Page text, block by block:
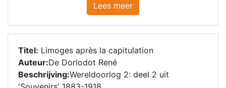
Lees meer
Titel: Limoges après la capitulation
Auteur:De Dorlodot René
Beschrijving:Wereldoorlog 2: deel 2 uit